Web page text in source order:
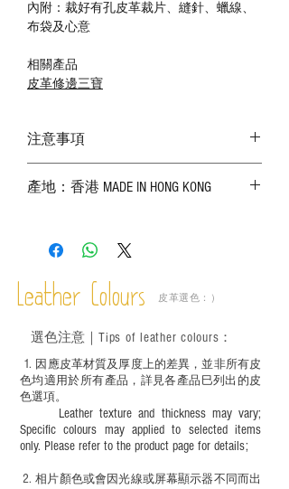
內附：裁好有孔皮革裁片、縫針、蠟線、
布袋及心意
相關產品
皮革修邊三寶
注意事項
實物為準；
－ 植鞣皮革容易受環境、使用程度等產生
成後定期在皮面塗上皮革專用清潔劑及貂
鼠油等；
適合六歲以下兒童使用；六至十二歲兒童
必須由成年人陪同下使用並應小心處理。
產地：香港 MADE IN HONG KONG
Leather Colours 皮革選色：）
1. ​ 因應皮革材質及厚度上的差異，並非所有皮
色均適用於所有產品，詳見各產品巳列出的皮
色選項。
Leather texture and thickness may vary;
Specific colours may applied to selected items
only. Please refer to the product page for details;
​2.相片顏色或會因光線或屏幕顯示器不同而出
選色注意｜ Tips of leather colours ：